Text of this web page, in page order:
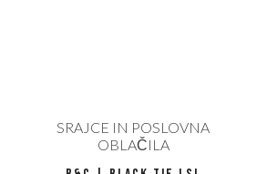
SRAJCE IN POSLOVNA
OBLAČILA